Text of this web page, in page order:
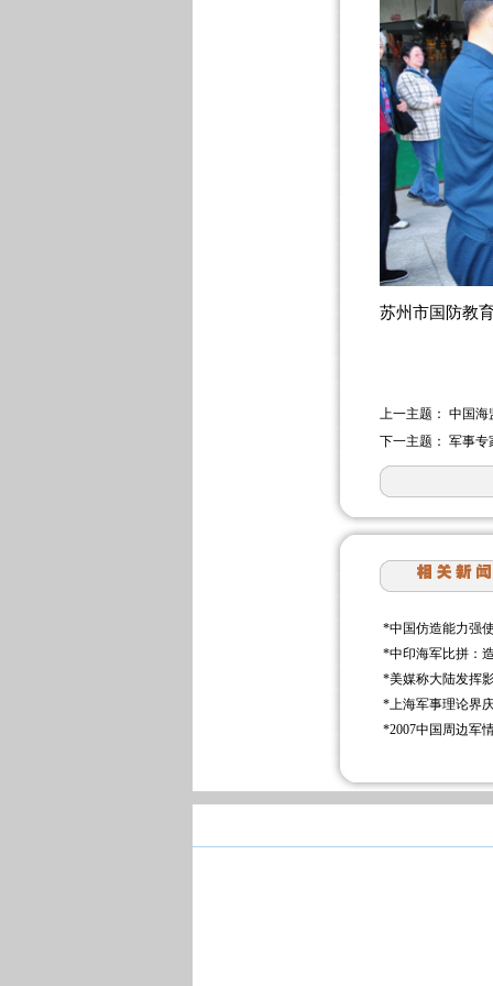
苏州市国防教
上一主题： 中国海
下一主题： 军事专
*中国仿造能力强
*中印海军比拼：
*美媒称大陆发挥
*上海军事理论界
*2007中国周边军